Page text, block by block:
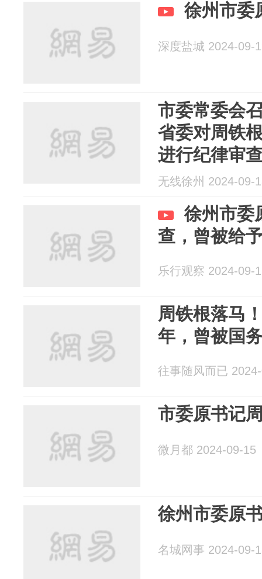
徐州市委
深度盐城 2024-09-
市委常委会
省委对周铁
进行纪律审
无线徐州 2024-09-
徐州市委
查，曾被给
乐行观察 2024-09-
周铁根落马
年，曾被国
往事随风而已
市委原书记
微月都 2024-09-15
徐州市委原
名城网事 2024-09-